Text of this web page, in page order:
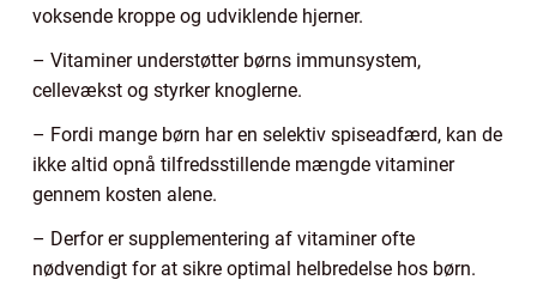
voksende kroppe og udviklende hjerner.
– Vitaminer understøtter børns immunsystem,
cellevækst og styrker knoglerne.
– Fordi mange børn har en selektiv spiseadfærd, kan de
ikke altid opnå tilfredsstillende mængde vitaminer
gennem kosten alene.
– Derfor er supplementering af vitaminer ofte
nødvendigt for at sikre optimal helbredelse hos børn.